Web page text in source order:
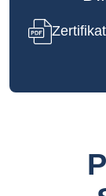
Zertifikat